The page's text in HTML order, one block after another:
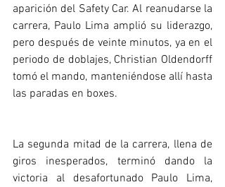
aparición del Safety Car. Al reanudarse la
carrera, Paulo Lima amplió su liderazgo,
pero después de veinte minutos, ya en el
periodo de doblajes, Christian Oldendorff
tomó el mando, manteniéndose allí hasta
las paradas en boxes.
La segunda mitad de la carrera, llena de
giros inesperados, terminó dando la
victoria al desafortunado Paulo Lima,